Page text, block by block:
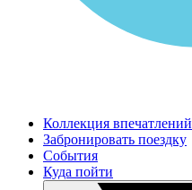
Коллекция впечатлений
Забронировать поездку
События
Куда пойти